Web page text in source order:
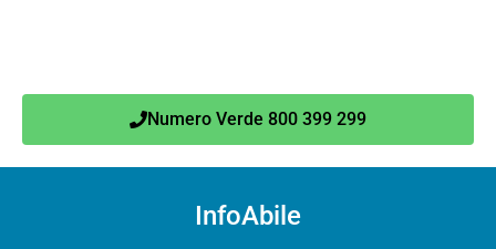
Numero Verde 800 399 299
InfoAbile